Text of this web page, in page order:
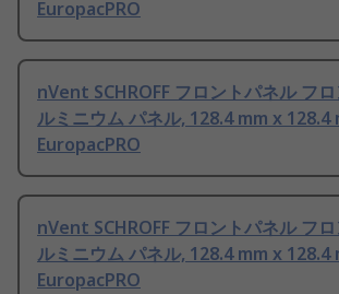
EuropacPRO
nVent SCHROFF フロントパネル フ
ルミニウム パネル, 128.4 mm x 128.4
EuropacPRO
nVent SCHROFF フロントパネル フ
ルミニウム パネル, 128.4 mm x 128.4
EuropacPRO